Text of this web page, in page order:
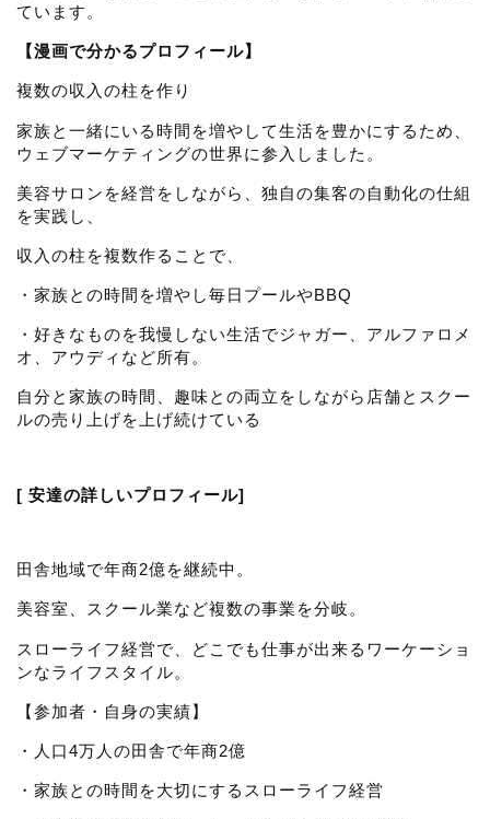
ています。
【漫画で分かるプロフィール】
複数の収入の柱を作り
家族と一緒にいる時間を増やして生活を豊かにするため、
ウェブマーケティングの世界に参入しました。
美容サロンを経営をしながら、独自の集客の自動化の仕組
を実践し、
収入の柱を複数作ることで、
・家族との時間を増やし毎日プールやBBQ
・好きなものを我慢しない生活でジャガー、アルファロメ
オ、アウディなど所有。
自分と家族の時間、趣味との両立をしながら店舗とスクー
ルの売り上げを上げ続けている
[ 安達の詳しいプロフィール]
田舎地域で年商2億を継続中。
美容室、スクール業など複数の事業を分岐。
スローライフ経営で、どこでも仕事が出来るワーケーショ
ンなライフスタイル。
【参加者・自身の実績】
・人口4万人の田舎で年商2億
・家族との時間を大切にするスローライフ経営